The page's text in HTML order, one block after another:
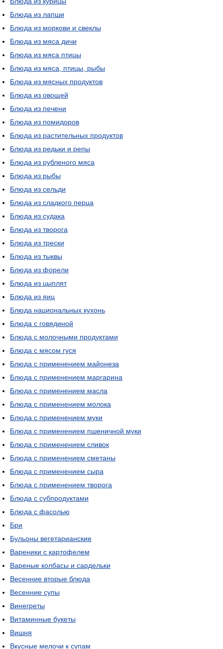
Блюда из лапши
Блюда из моркови и свеклы
Блюда из мяса дичи
Блюда из мяса птицы
Блюда из мяса, птицы, рыбы
Блюда из мясных продуктов
Блюда из овощей
Блюда из печени
Блюда из помидоров
Блюда из растительных продуктов
Блюда из редьки и репы
Блюда из рубленого мяса
Блюда из рыбы
Блюда из сельди
Блюда из сладкого перца
Блюда из судака
Блюда из творога
Блюда из трески
Блюда из тыквы
Блюда из форели
Блюда из цыплят
Блюда из яиц
Блюда национальных кухонь
Блюда с говядиной
Блюда с молочными продуктами
Блюда с мясом гуся
Блюда с применением майонеза
Блюда с применением маргарина
Блюда с применением масла
Блюда с применением молока
Блюда с применением муки
Блюда с применением пшеничной муки
Блюда с применением сливок
Блюда с применением сметаны
Блюда с применением сыра
Блюда с применением творога
Блюда с субпродуктами
Блюда с фасолью
Бри
Бульоны вегетарианские
Вареники с картофелем
Вареные колбасы и сардельки
Весенние вторые блюда
Весенние супы
Винегреты
Витаминные букеты
Вишня
Вкусные мелочи к супам